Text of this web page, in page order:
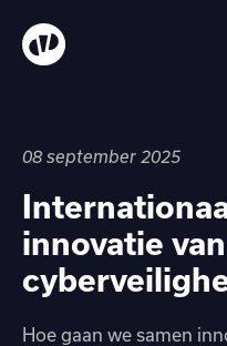
08 september 2025
innovatie
Hoe gaan we samen